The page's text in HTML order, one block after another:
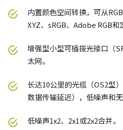
内置颜色空间转换，可从
XYZ、sRGB、Adobe RGB和
增强型小型可插拔光接口（
太网。
长达10公里的光缆（OS2型
数据传输延迟），低噪声和无
低噪声1x2、2x1或2x2合并。